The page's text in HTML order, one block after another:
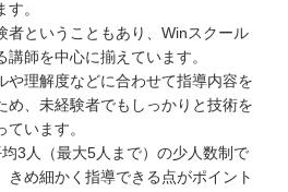
。
者ということもあり、Winスクール
師を中心に揃えています。
や理解度などに合わせて指導内容を
め、未経験者でもしっかりと技術を
います。
3人（最大5人まで）の少人数制で
きめ細かく指導できる点がポイント